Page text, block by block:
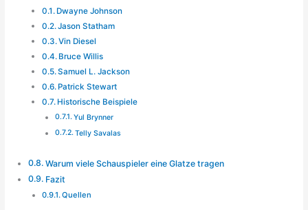
Dwayne Johnson
Jason Statham
Vin Diesel
Bruce Willis
Samuel L. Jackson
Patrick Stewart
Historische Beispiele
Yul Brynner
Telly Savalas
Warum viele Schauspieler eine Glatze tragen
Fazit
Quellen